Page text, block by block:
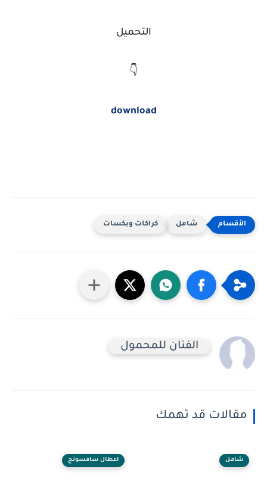
التحميل
👇
download
شامل كراكات وبكسات
الفنان للمحمول
مقالات قد تهمك
شامل اعطال سامسونج